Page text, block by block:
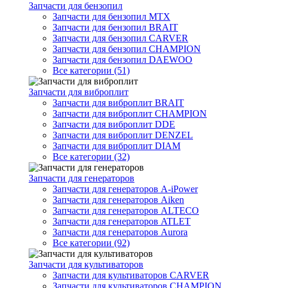
Запчасти для бензопил
Запчасти для бензопил MTX
Запчасти для бензопил BRAIT
Запчасти для бензопил CARVER
Запчасти для бензопил CHAMPION
Запчасти для бензопил DAEWOO
Все категории (51)
Запчасти для виброплит
Запчасти для виброплит BRAIT
Запчасти для виброплит CHAMPION
Запчасти для виброплит DDE
Запчасти для виброплит DENZEL
Запчасти для виброплит DIAM
Все категории (32)
Запчасти для генераторов
Запчасти для генераторов A-iPower
Запчасти для генераторов Aiken
Запчасти для генераторов ALTECO
Запчасти для генераторов ATLET
Запчасти для генераторов Aurora
Все категории (92)
Запчасти для культиваторов
Запчасти для культиваторов CARVER
Запчасти для культиваторов CHAMPION